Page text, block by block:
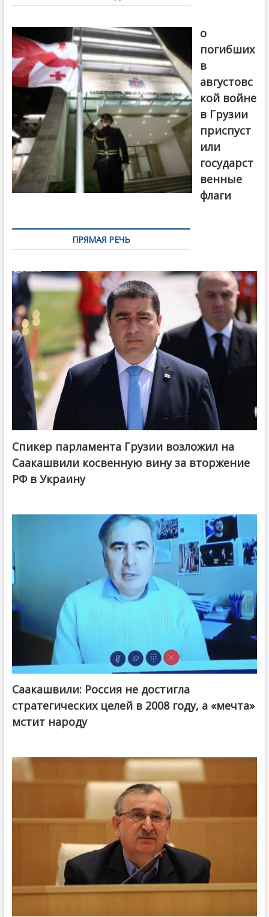
записям
о
погибших
в
августовс
кой войне
в Грузии
приспуст
или
государст
венные
флаги
ПРЯМАЯ РЕЧЬ
Спикер парламента Грузии возложил на
Саакашвили косвенную вину за вторжение
РФ в Украину
Саакашвили: Россия не достигла
стратегических целей в 2008 году, а «мечта»
мстит народу